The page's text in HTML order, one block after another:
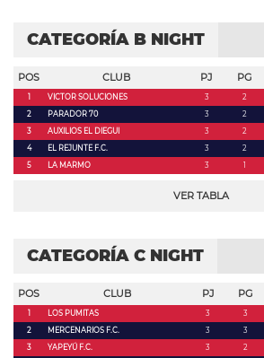
CATEGORÍA B NIGHT
POS CLUB PJ PG
1 VICTOR SOLUCIONES 3 2
2
PARADOR 70 3 2
3
AUXILIOS EL DIEGUI 3 2
4
EL REJUNTE F.C. 3 2
5
LA MARMO 3 1
VER TABLA
CATEGORÍA C NIGHT
POS CLUB PJ PG
1 LOS PUMITAS 3 3
2
MERCENARIOS F.C. 3 3
3
YAPEYÚ F.C. 3 2